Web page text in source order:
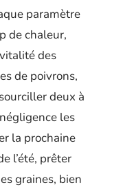
paramètre
de chaleur,
des
de poivrons,
deux à
les
la prochaine
l’été, prêter
graines, bien